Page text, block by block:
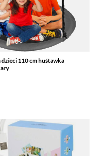
110 cm huśtawka